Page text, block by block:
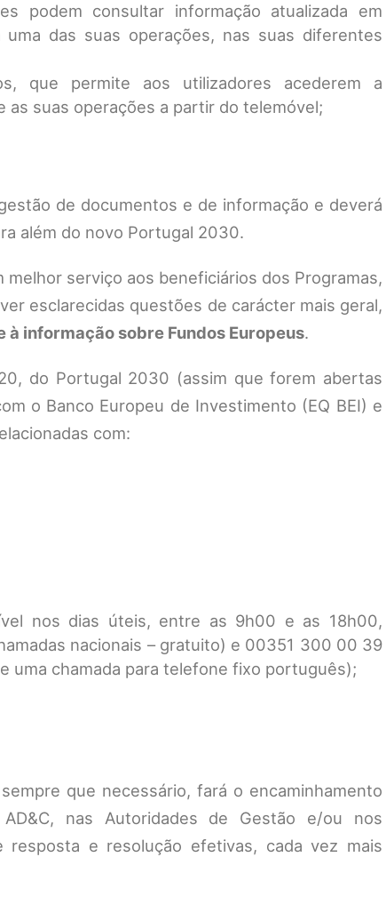
podem consultar informação atualizada em
das suas operações, nas suas diferentes
que permite aos utilizadores acederem a
suas operações a partir do telemóvel;
de documentos e de informação e deverá
além do novo Portugal 2030.
serviço aos beneficiários dos Programas,
esclarecidas questões de carácter mais geral,
informação sobre Fundos Europeus.
do Portugal 2030 (assim que forem abertas
o Banco Europeu de Investimento (EQ BEI) e
com:
nos dias úteis, entre as 9h00 e as 18h00,
nacionais – gratuito) e 00351 300 00 39
uma chamada para telefone fixo português);
que necessário, fará o encaminhamento
nas Autoridades de Gestão e/ou nos
resposta e resolução efetivas, cada vez mais